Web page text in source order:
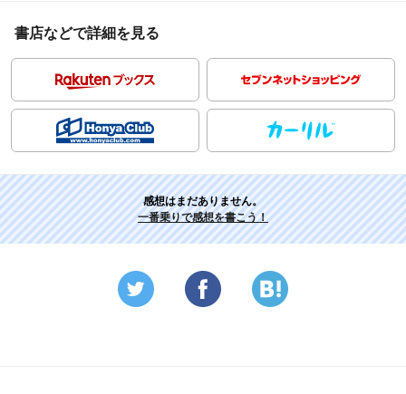
書店などで詳細を見る
感想はまだありません。
一番乗りで感想を書こう！